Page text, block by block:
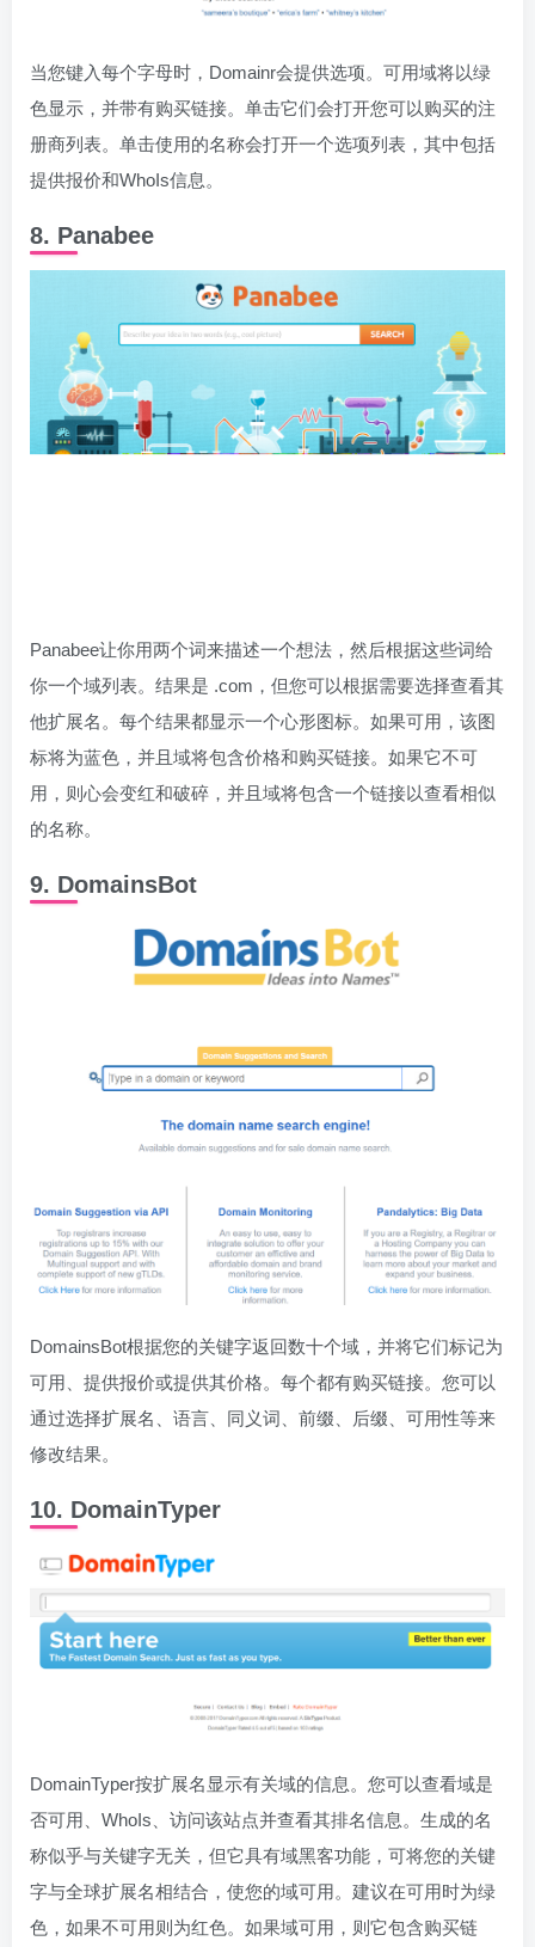
当您键入每个字母时，Domainr会提供选项。可用域将以绿
色显示，并带有购买链接。单击它们会打开您可以购买的注
册商列表。单击使用的名称会打开一个选项列表，其中包括
提供报价和WhoIs信息。
8. Panabee
Panabee让你用两个词来描述一个想法，然后根据这些词给
你一个域列表。结果是 .com，但您可以根据需要选择查看其
他扩展名。每个结果都显示一个心形图标。如果可用，该图
标将为蓝色，并且域将包含价格和购买链接。如果它不可
用，则心会变红和破碎，并且域将包含一个链接以查看相似
的名称。
9. DomainsBot
DomainsBot根据您的关键字返回数十个域，并将它们标记为
可用、提供报价或提供其价格。每个都有购买链接。您可以
通过选择扩展名、语言、同义词、前缀、后缀、可用性等来
修改结果。
10. DomainTyper
DomainTyper按扩展名显示有关域的信息。您可以查看域是
否可用、WhoIs、访问该站点并查看其排名信息。生成的名
称似乎与关键字无关，但它具有域黑客功能，可将您的关键
字与全球扩展名相结合，使您的域可用。建议在可用时为绿
色，如果不可用则为红色。如果域可用，则它包含购买链